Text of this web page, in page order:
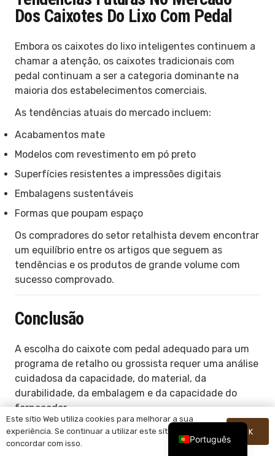
Dos Caixotes Do Lixo Com Pedal
Embora os caixotes do lixo inteligentes continuem a
chamar a atenção, os caixotes tradicionais com
pedal continuam a ser a categoria dominante na
maioria dos estabelecimentos comerciais.
As tendências atuais do mercado incluem:
Acabamentos mate
Modelos com revestimento em pó preto
Superfícies resistentes a impressões digitais
Embalagens sustentáveis
Formas que poupam espaço
Os compradores do setor retalhista devem encontrar
um equilíbrio entre os artigos que seguem as
tendências e os produtos de grande volume com
sucesso comprovado.
Conclusão
A escolha do caixote com pedal adequado para um
programa de retalho ou grossista requer uma análise
cuidadosa da capacidade, do material, da
durabilidade, da embalagem e da capacidade do
fornecedor.
Para a maioria dos importadores e retalhistas, os
produtos de maior sucesso não são necessariamente
Este sítio Web utiliza cookies para melhorar a sua
experiência. Se continuar a utilizar este sítio, está a
concordar com isso.
OK
Português